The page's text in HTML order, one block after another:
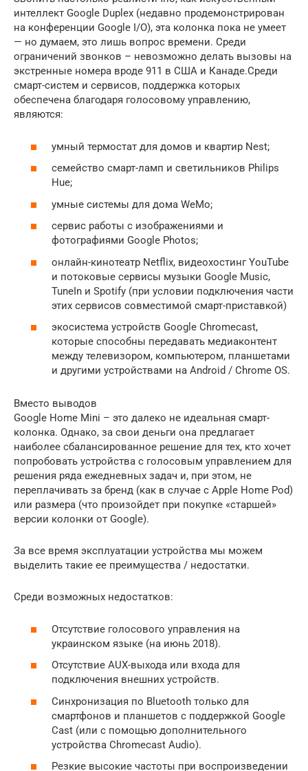
интеллект Google Duplex (недавно продемонстрирован
на конференции Google I/O), эта колонка пока не умеет
— но думаем, это лишь вопрос времени. Среди
ограничений звонков – невозможно делать вызовы на
экстренные номера вроде 911 в США и Канаде.Среди
смарт-систем и сервисов, поддержка которых
обеспечена благодаря голосовому управлению,
являются:
умный термостат для домов и квартир Nest;
семейство смарт-ламп и светильников Philips
Hue;
умные системы для дома WeMo;
сервис работы с изображениями и
фотографиями Google Photos;
онлайн-кинотеатр Netflix, видеохостинг YouTube
и потоковые сервисы музыки Google Music,
TuneIn и Spotify (при условии подключения части
этих сервисов совместимой смарт-приставкой)
экосистема устройств Google Chromecast,
которые способны передавать медиаконтент
между телевизором, компьютером, планшетами
и другими устройствами на Android / Chrome OS.
Вместо выводов
Google Home Mini – это далеко не идеальная смарт-
колонка. Однако, за свои деньги она предлагает
наиболее сбалансированное решение для тех, кто хочет
попробовать устройства с голосовым управлением для
решения ряда ежедневных задач и, при этом, не
переплачивать за бренд (как в случае с Apple Home Pod)
или размера (что произойдет при покупке «старшей»
версии колонки от Google).
За все время эксплуатации устройства мы можем
выделить такие ее преимущества / недостатки.
Среди возможных недостатков:
Отсутствие голосового управления на
украинском языке (на июнь 2018).
Отсутствие AUX-выхода или входа для
подключения внешних устройств.
Синхронизация по Bluetooth только для
смартфонов и планшетов с поддержкой Google
Cast (или с помощью дополнительного
устройства Chromecast Audio).
Резкие высокие частоты при воспроизведении